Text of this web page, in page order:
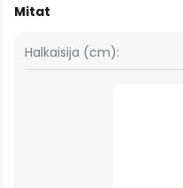
Mitat
Halkaisija (cm):